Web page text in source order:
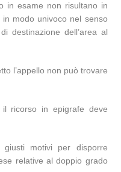
in esame non risultano in
modo univoco nel senso
destinazione dell’area al
l’appello non può trovare
ricorso in epigrafe deve
motivi per disporre
relative al doppio grado